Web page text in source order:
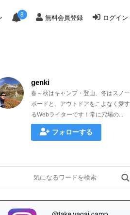
8 無料会員登録 ログイン
genki
春～秋はキャンプ・登山、冬はスノー
ボードと、アウトドアをこよなく愛す
るWebライターです！常に穴場の...
フォローする